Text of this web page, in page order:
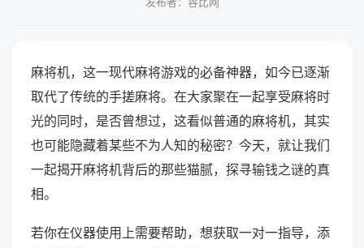
麻将机，这一现代麻将游戏的必备神器，如今已逐渐
取代了传统的手搓麻将。在大家聚在一起享受麻将时
光的同时，是否曾想过，这看似普通的麻将机，其实
也可能隐藏着某些不为人知的秘密？今天，就让我们
一起揭开麻将机背后的那些猫腻，探寻输钱之谜的真
相。
若你在仪器使用上需要帮助，想获取一对一指导，添